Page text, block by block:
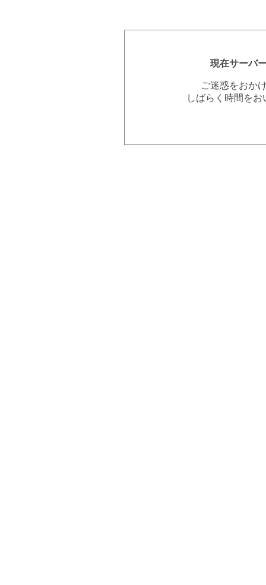
現在サーバ
ご迷惑をおか
しばらく時間を